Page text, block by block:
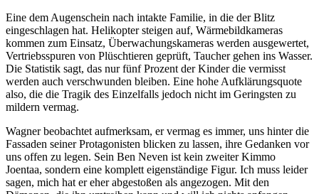
Eine dem Augenschein nach intakte Familie, in die der Blitz
eingeschlagen hat. Helikopter steigen auf, Wärmebildkameras
kommen zum Einsatz, Überwachungskameras werden ausgewertet,
Vertriebsspuren von Plüschtieren geprüft, Taucher gehen ins Wasser.
Die Statistik sagt, das nur fünf Prozent der Kinder die vermisst
werden auch verschwunden bleiben. Eine hohe Aufklärungsquote
also, die die Tragik des Einzelfalls jedoch nicht im Geringsten zu
mildern vermag.
Wagner beobachtet aufmerksam, er vermag es immer, uns hinter die
Fassaden seiner Protagonisten blicken zu lassen, ihre Gedanken vor
uns offen zu legen. Sein Ben Neven ist kein zweiter Kimmo
Joentaa, sondern eine komplett eigenständige Figur. Ich muss leider
sagen, mich hat er eher abgestoßen als angezogen. Mit den